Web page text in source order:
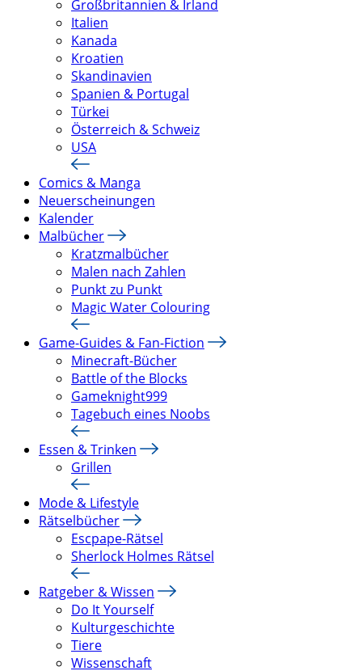
Großbritannien & Irland
Italien
Kanada
Kroatien
Skandinavien
Spanien & Portugal
Türkei
Österreich & Schweiz
USA
Comics & Manga
Neuerscheinungen
Kalender
Malbücher
Kratzmalbücher
Malen nach Zahlen
Punkt zu Punkt
Magic Water Colouring
Game-Guides & Fan-Fiction
Minecraft-Bücher
Battle of the Blocks
Gameknight999
Tagebuch eines Noobs
Essen & Trinken
Grillen
Mode & Lifestyle
Rätselbücher
Escpape-Rätsel
Sherlock Holmes Rätsel
Ratgeber & Wissen
Do It Yourself
Kulturgeschichte
Tiere
Wissenschaft